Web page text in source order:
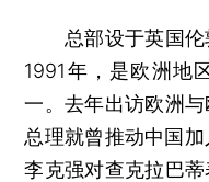
总部设于英国伦
1991年，是欧洲地
一。去年出访欧洲
总理就曾推动中国
李克强对查克拉巴